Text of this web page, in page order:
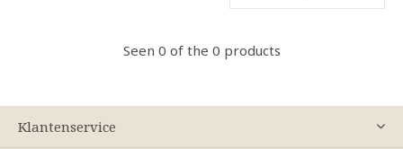
Seen 0 of the 0 products
Klantenservice